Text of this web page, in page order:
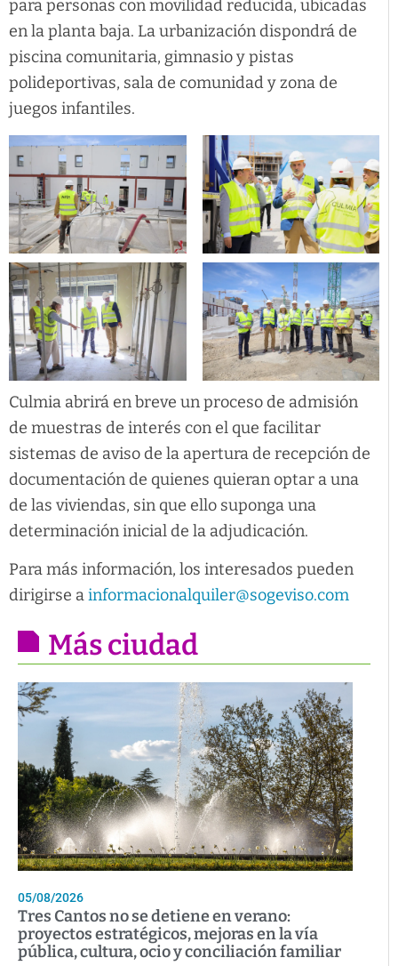
para personas con movilidad reducida, ubicadas
en la planta baja. La urbanización dispondrá de
piscina comunitaria, gimnasio y pistas
polideportivas, sala de comunidad y zona de
juegos infantiles.
Culmia abrirá en breve un proceso de admisión
de muestras de interés con el que facilitar
sistemas de aviso de la apertura de recepción de
documentación de quienes quieran optar a una
de las viviendas, sin que ello suponga una
determinación inicial de la adjudicación.
Para más información, los interesados pueden
dirigirse ainformacionalquiler@sogeviso.com
Más ciudad
05/08/2026
Tres Cantos no se detiene en verano:
proyectos estratégicos, mejoras en la vía
pública, cultura, ocio y conciliación familiar